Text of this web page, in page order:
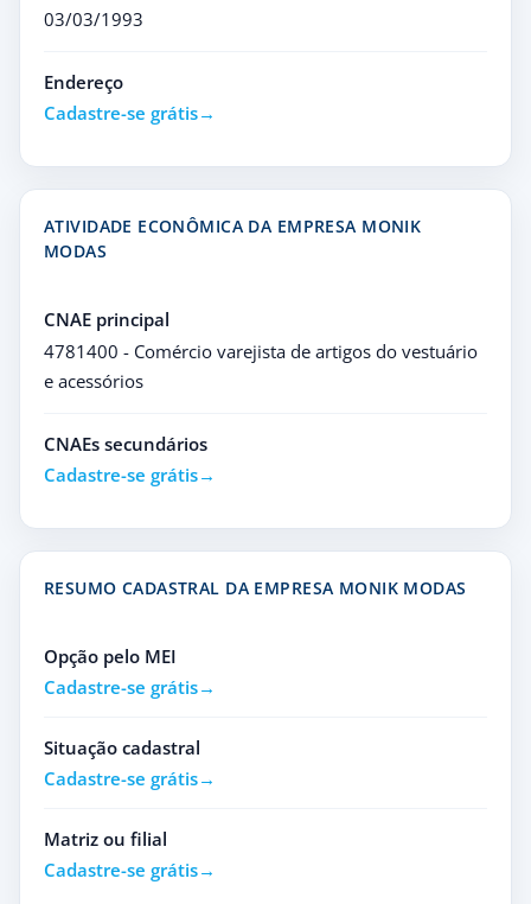
03/03/1993
Endereço
Cadastre-se grátis
ATIVIDADE ECONÔMICA DA EMPRESA MONIK
MODAS
CNAE principal
4781400 - Comércio varejista de artigos do vestuário
e acessórios
CNAEs secundários
Cadastre-se grátis
RESUMO CADASTRAL DA EMPRESA MONIK MODAS
Opção pelo MEI
Cadastre-se grátis
Situação cadastral
Cadastre-se grátis
Matriz ou filial
Cadastre-se grátis